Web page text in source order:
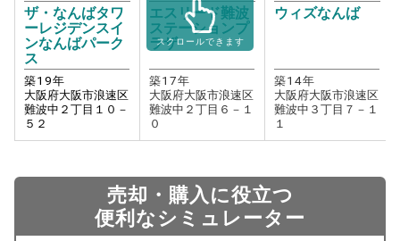
ザ・なんばタワ
ーレジデンスイ
ンなんばパーク
ス
築19年
大阪府大阪市浪速区
難波中２丁目１０－
５２
エスリード難波
ステーションプ
ラザ
築17年
大阪府大阪市浪速区
難波中２丁目６－１
０
ウィズなんば
築14年
大阪府大阪市浪速区
難波中３丁目７－１
１
スクロールできます
売却・購入に役立つ
便利なシミュレーター